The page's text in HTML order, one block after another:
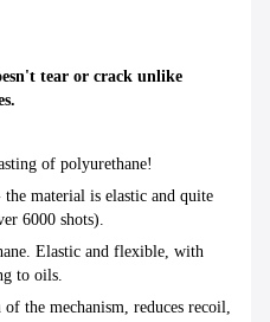
tear or crack unlike
of polyurethane!
the material is elastic and quite
6000 shots).
Elastic and flexible, with
to oils.
the mechanism, reduces recoil,